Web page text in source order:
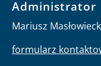
Administrator
Mariusz
formularz